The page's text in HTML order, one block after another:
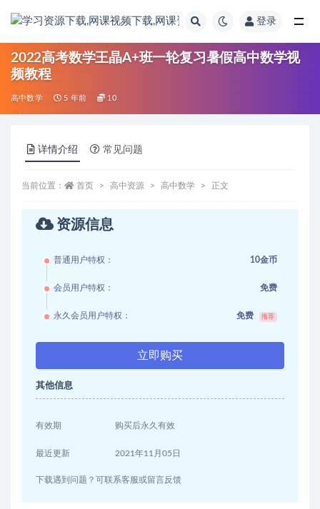
登录
2022高考数学王晶A+班一轮复习暑假高中数学视
频教程
高中数学 5 年前 10
详情介绍 常见问题
当前位置： 首页 高中资源 高中数学 正文
资源信息
普通用户特权： 10金币
会员用户特权： 免费
永久会员用户特权： 免费 推荐
立即购买
其他信息
有效期 购买后永久有效
最近更新 2021年11月05日
下载遇到问题？可联系客服或留言反馈